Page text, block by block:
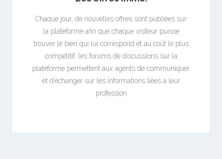
Chaque jour, de nouvelles offres sont publiées sur
la plateforme afin que chaque visiteur puisse
trouver le bien qui lui correspond et au coût le plus
compétitif. les forums de discussions sur la
plateforme permettent aux agents de communiquer
et d’échanger sur les informations liées à leur
profession